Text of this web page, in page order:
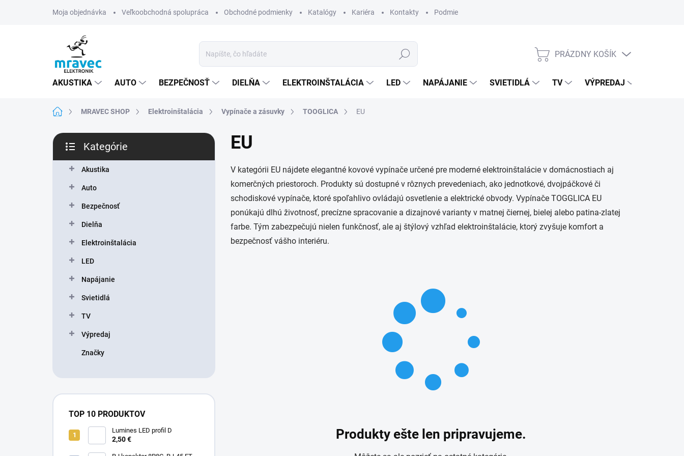
Moja objednávka Veľkoobchodná spolupráca Obchodné podmienky Katalógy Kariéra Kontakty Podmienky ochrany osobných údajov
Hľadať
NÁKUPNÝ
PRÁZDNY KOŠÍK
AKUSTIKA AUTO BEZPEČNOSŤ DIELŇA ELEKTROINŠTALÁCIA LED NAPÁJANIE SVIETIDLÁ TV VÝPREDAJ
DomovMRAVEC SHOP Elektroinštalácia Vypínače a zásuvky TOOGLICA EU
B
č
kategórie
Kategórie
Akustika
Auto
Bezpečnosť
Dielňa
Elektroinštalácia
LED
Napájanie
Svietidlá
TV
Výpredaj
Značky
TOP 10 PRODUKTOV
Lumines LED profil D
2,50 €
EU
V kategórii EU nájdete elegantné kovové vypínače určené pre moderné elektroinštalácie v domácnostiach aj
komerčných priestoroch. Produkty sú dostupné v rôznych prevedeniach, ako jednotkové, dvojpáčkové či
schodiskové vypínače, ktoré spoľahlivo ovládajú osvetlenie a elektrické obvody. Vypínače TOGGLICA EU
ponúkajú dlhú životnosť, precízne spracovanie a dizajnové varianty v matnej čiernej, bielej alebo patina-zlatej
farbe. Tým zabezpečujú nielen funkčnosť, ale aj štýlový vzhľad elektroinštalácie, ktorý zvyšuje komfort a
bezpečnosť vášho interiéru.
Produkty ešte len pripravujeme.